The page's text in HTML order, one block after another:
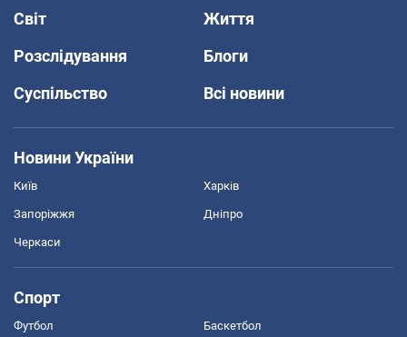
Світ
Життя
Розслідування
Блоги
Суспільство
Всі новини
Новини України
Київ Харків
Запоріжжя Дніпро
Черкаси
Спорт
Футбол Баскетбол